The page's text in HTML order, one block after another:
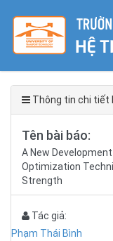
Thông tin chi tiết
Tên bài báo:
A New
Optimization
Strength
Tác giả:
Phạm Thái Bình